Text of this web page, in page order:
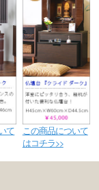
て
この商品について
はコチラ>>